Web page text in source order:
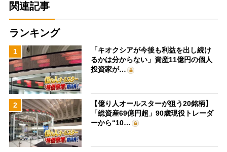
関連記事
ランキング
1
「キオクシアが今後も利益を出し続け
るかは分からない」資産11億円の個人
投資家が…
2
【億り人オールスターが狙う20銘柄】
「総資産69億円超」90歳現役トレーダ
ーから“10…